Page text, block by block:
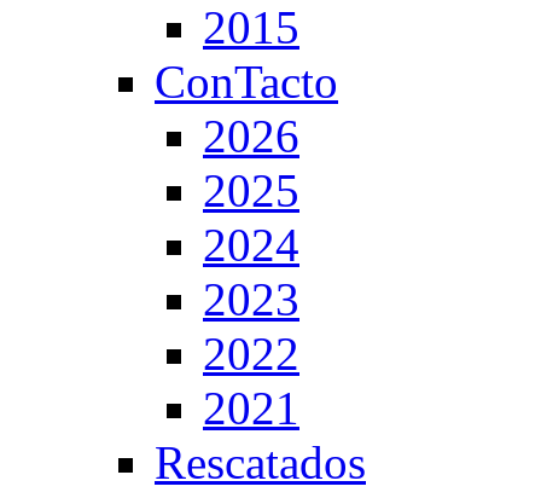
2015
ConTacto
2026
2025
2024
2023
2022
2021
Rescatados